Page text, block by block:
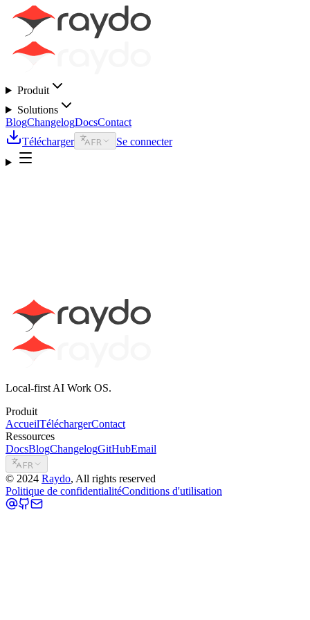
Produit
Solutions
BlogChangelogDocsContact
Télécharger
FR Se connecter
Local-first AI Work OS.
Produit
AccueilTéléchargerContact
Ressources
DocsBlogChangelogGitHubEmail
FR
© 2024 Raydo, All rights reserved
Politique de confidentialitéConditions d'utilisation